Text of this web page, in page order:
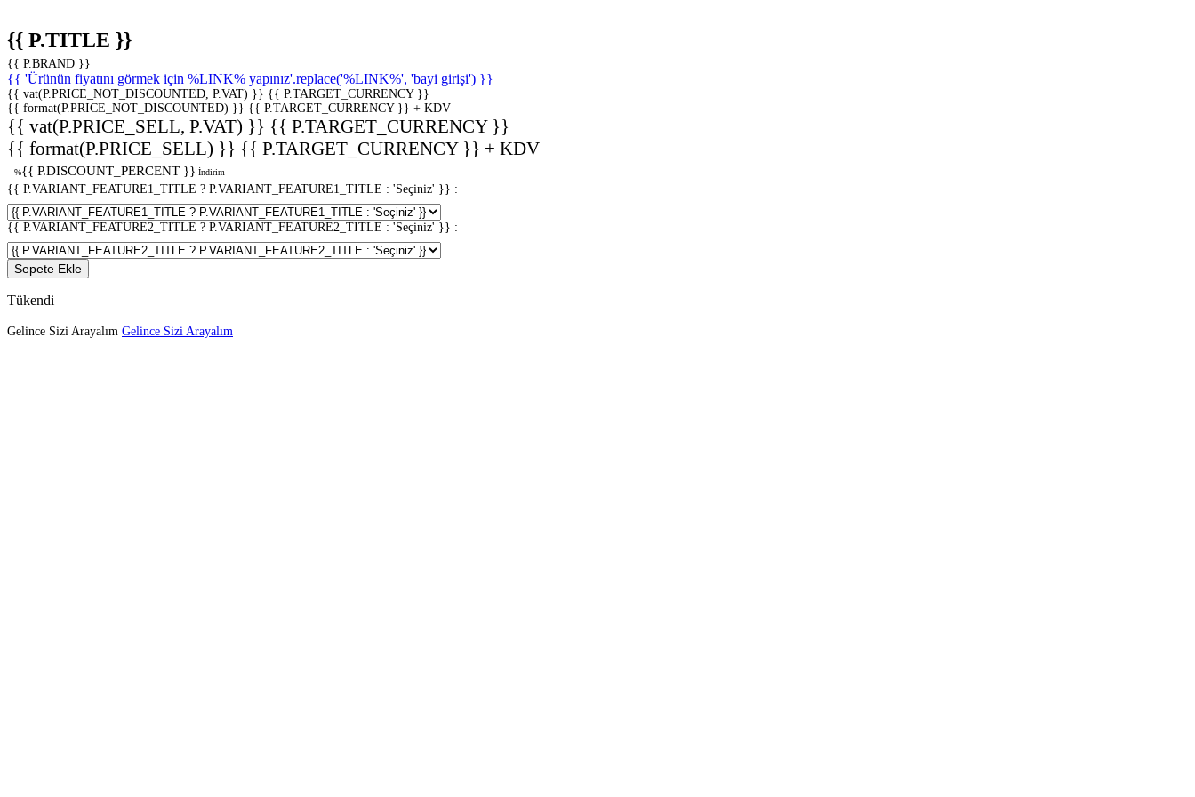
{{ P.TITLE }}
{{ P.BRAND }}
{{ 'Ürünün fiyatını görmek için %LINK% yapınız'.replace('%LINK%', 'bayi girişi') }}
{{ vat(P.PRICE_NOT_DISCOUNTED, P.VAT) }} {{ P.TARGET_CURRENCY }}
{{ format(P.PRICE_NOT_DISCOUNTED) }} {{ P.TARGET_CURRENCY }} + KDV
{{ vat(P.PRICE_SELL, P.VAT) }} {{ P.TARGET_CURRENCY }}
{{ format(P.PRICE_SELL) }} {{ P.TARGET_CURRENCY }} + KDV
%{{ P.DISCOUNT_PERCENT }} İndirim
{{ P.VARIANT_FEATURE1_TITLE ? P.VARIANT_FEATURE1_TITLE : 'Seçiniz' }} :
{{ P.VARIANT_FEATURE2_TITLE ? P.VARIANT_FEATURE2_TITLE : 'Seçiniz' }} :
Sepete Ekle
Tükendi
Gelince Sizi Arayalım Gelince Sizi Arayalım